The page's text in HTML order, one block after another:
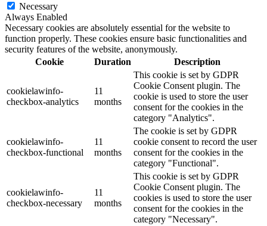
Necessary
Always Enabled
Necessary cookies are absolutely essential for the website to
function properly. These cookies ensure basic functionalities and
security features of the website, anonymously.
Cookie
Duration Description
cookielawinfo-
checkbox-analytics
11
months
This cookie is set by GDPR
Cookie Consent plugin. The
cookie is used to store the user
consent for the cookies in the
category "Analytics".
cookielawinfo-
checkbox-functional
11
months
The cookie is set by GDPR
cookie consent to record the user
consent for the cookies in the
category "Functional".
cookielawinfo-
checkbox-necessary
11
months
This cookie is set by GDPR
Cookie Consent plugin. The
cookies is used to store the user
consent for the cookies in the
category "Necessary".